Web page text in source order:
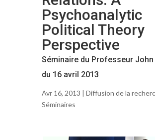
Psychoanalytic
Political Theory
Perspective
Séminaire du Professeur John
du 16 avril 2013
Avr 16, 2013 | Diffusion de la
Séminaires